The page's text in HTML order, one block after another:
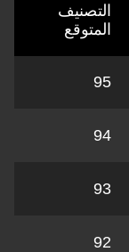
التصنيف
المتوقع
95
94
93
92